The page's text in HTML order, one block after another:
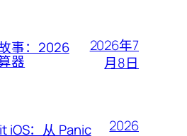
事：2026
器
2026年7
月8日
iOS：从 Panic
2026